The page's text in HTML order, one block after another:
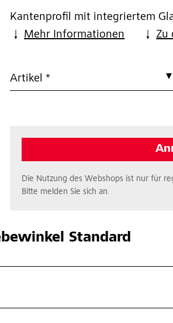
Kantenprofil mit integriertem
Mehr Informationen
Zu
Artikel *
Die Nutzung des Webshops ist nur für
Bitte melden Sie sich an.
Standard